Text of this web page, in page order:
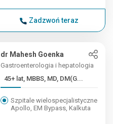
Zadzwoń teraz
dr Mahesh Goenka
Gastroenterologia i hepatologia
45+ lat, MBBS, MD, DM(G...
Szpitale wielospecjalistyczne
Apollo, EM Bypass, Kalkuta